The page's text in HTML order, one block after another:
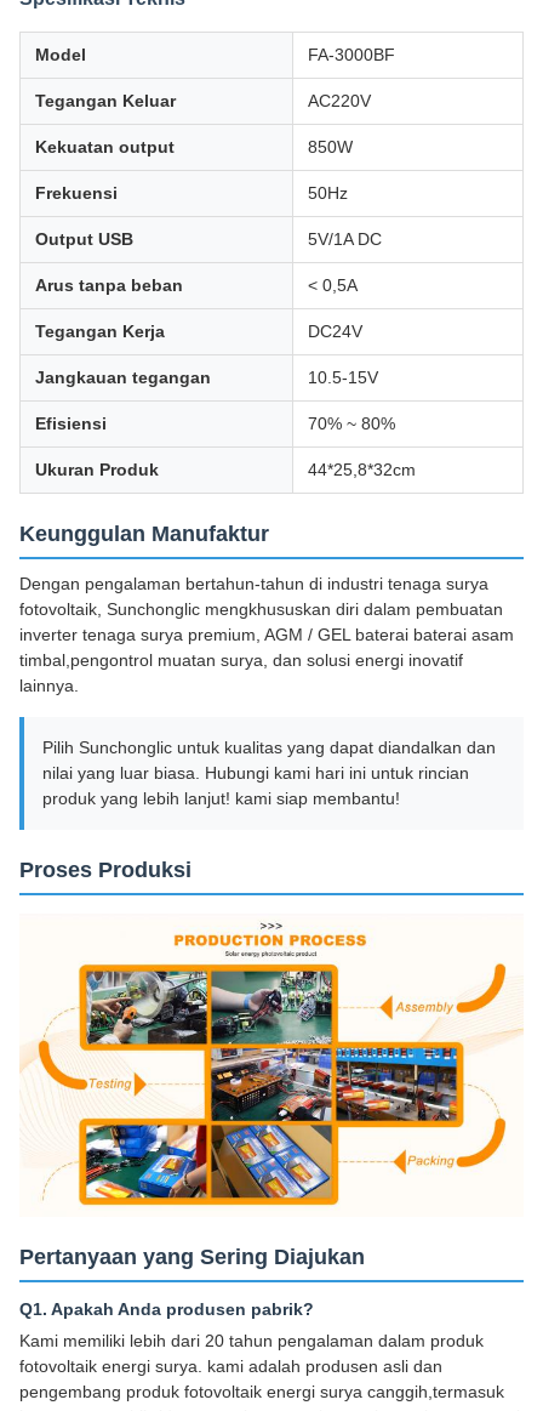
Model FA-3000BF
Tegangan Keluar AC220V
Kekuatan output 850W
Frekuensi 50Hz
Output USB 5V/1A DC
Arus tanpa beban < 0,5A
Tegangan Kerja DC24V
Jangkauan tegangan 10.5-15V
Efisiensi 70% ~ 80%
Ukuran Produk 44*25,8*32cm
Keunggulan Manufaktur
Dengan pengalaman bertahun-tahun di industri tenaga surya
fotovoltaik, Sunchonglic mengkhususkan diri dalam pembuatan
inverter tenaga surya premium, AGM / GEL baterai baterai asam
timbal,pengontrol muatan surya, dan solusi energi inovatif
lainnya.
Pilih Sunchonglic untuk kualitas yang dapat diandalkan dan
nilai yang luar biasa. Hubungi kami hari ini untuk rincian
produk yang lebih lanjut! kami siap membantu!
Proses Produksi
Pertanyaan yang Sering Diajukan
Q1. Apakah Anda produsen pabrik?
Kami memiliki lebih dari 20 tahun pengalaman dalam produk
fotovoltaik energi surya. kami adalah produsen asli dan
pengembang produk fotovoltaik energi surya canggih,termasuk